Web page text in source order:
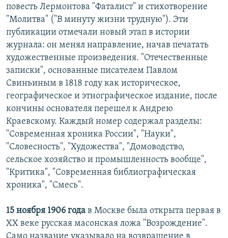
повесть Лермонтова "Фаталист" и стихотворение
"Молитва" ("В минуту жизни трудную"). Эти
публикации отмечали новый этап в истории
журнала: он менял направление, начав печатать
художественные произведения. "Отечественные
записки", основанные писателем Павлом
Свиньиным в 1818 году как историческое,
географическое и этнографическое издание, после
кончины основателя перешел к Андрею
Краевскому. Каждый номер содержал разделы:
"Современная хроника России", "Науки",
"Словесность", "Художества", "Домоводство,
сельское хозяйство и промышленность вообще",
"Критика", "Современная библиографическая
хроника", "Смесь".
15 ноября 1906 года в Москве была открыта первая в
XX веке русская масонская ложа "Возрождение".